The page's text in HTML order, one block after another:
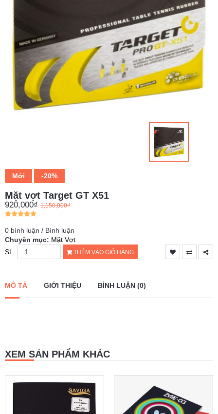
SÁCH
TIN
TỨC
Mới -20%
Mặt vợt Target GT X51
920,000₫ 1,150,000₫
0 bình luận / Bình luận
Chuyên mục: Mặt Vợt
SL:
THÊM VÀO GIỎ HÀNG
MÔ TẢ GIỚI THIỆU BÌNH LUẬN (0)
XEM SẢN PHẨM KHÁC